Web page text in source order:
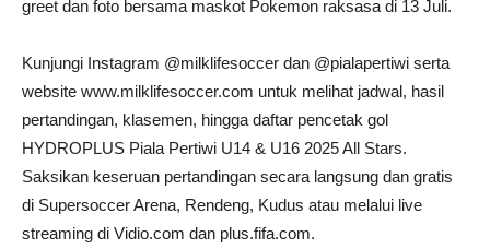
greet dan foto bersama maskot Pokemon raksasa di 13 Juli.
Kunjungi Instagram @milklifesoccer dan @pialapertiwi serta
website www.milklifesoccer.com untuk melihat jadwal, hasil
pertandingan, klasemen, hingga daftar pencetak gol
HYDROPLUS Piala Pertiwi U14 & U16 2025 All Stars.
Saksikan keseruan pertandingan secara langsung dan gratis
di Supersoccer Arena, Rendeng, Kudus atau melalui live
streaming di Vidio.com dan plus.fifa.com.